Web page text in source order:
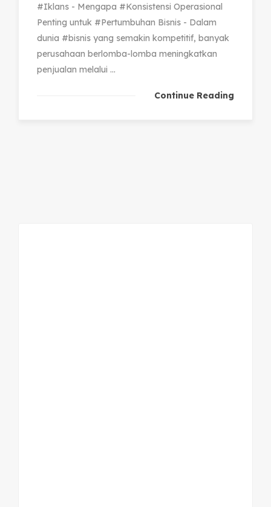
#Iklans - Mengapa #Konsistensi Operasional
Penting untuk #Pertumbuhan Bisnis - Dalam
dunia #bisnis yang semakin kompetitif, banyak
perusahaan berlomba-lomba meningkatkan
penjualan melalui ...
Continue Reading